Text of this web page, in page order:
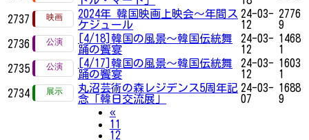
2737
2024年 韓国映画上映会～年間ス
ケジュール
24-03-
12
2776
9
2736
[4/18]韓国の風景～韓国伝統舞
踊の饗宴
24-03-
12
1468
1
2735
[4/17]韓国の風景～韓国伝統舞
踊の饗宴
24-03-
12
1603
1
2734
丸沼芸術の森レジデンス5周年記
念「韓日交流展」
24-03-
07
1688
9
«Previous
11
12